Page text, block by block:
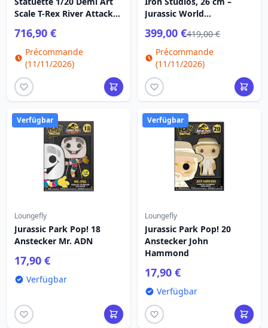
Scale T-Rex River Attack
716,90 €
Précommande
(11/11/2026)
Jurassic World
399,00 €419,00 €
Précommande
(11/11/2026)
Verfügbar
Loungefly
Jurassic Park Pop! 18
Anstecker Mr. ADN
17,90 €
Verfügbar
Verfügbar
Loungefly
Jurassic Park Pop! 20
Anstecker John
Hammond
17,90 €
Verfügbar